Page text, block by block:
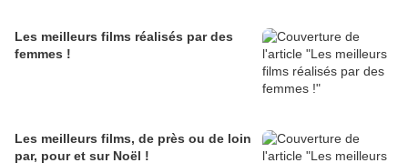
Les meilleurs films réalisés par des
femmes !
Les meilleurs films, de près ou de loin
par, pour et sur Noël !